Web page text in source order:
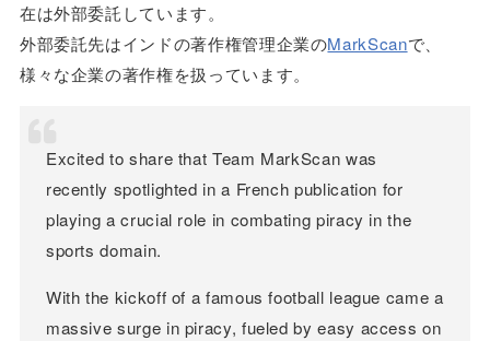
在は外部委託しています。
外部委託先はインドの著作権管理企業のMarkScanで、
様々な企業の著作権を扱っています。
Excited to share that Team MarkScan was
recently spotlighted in a French publication for
playing a crucial role in combating piracy in the
sports domain.
With the kickoff of a famous football league came a
massive surge in piracy, fueled by easy access on